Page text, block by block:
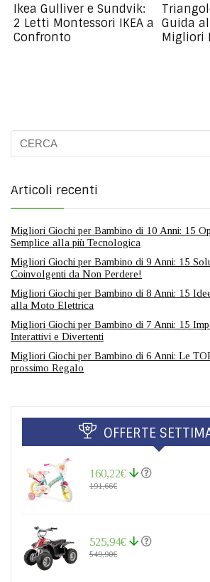
Ikea Gulliver e Sundvik:
2 Letti Montessori IKEA a
Confronto
Guida
Migliori
Articoli recenti
Migliori Giochi per Bambino di 10 Anni: 15
Semplice alla più Tecnologica
Migliori Giochi per Bambino di 9 Anni: 15
Coinvolgenti da Non Perdere!
Migliori Giochi per Bambino di 8 Anni: 15
alla Moto Elettrica
Migliori Giochi per Bambino di 7 Anni: 15
Interattivi e Divertenti
Migliori Giochi per Bambino di 6 Anni: Le
prossimo Regalo
OFFERTE
160,22€
191,66€
525,94€
549,90€